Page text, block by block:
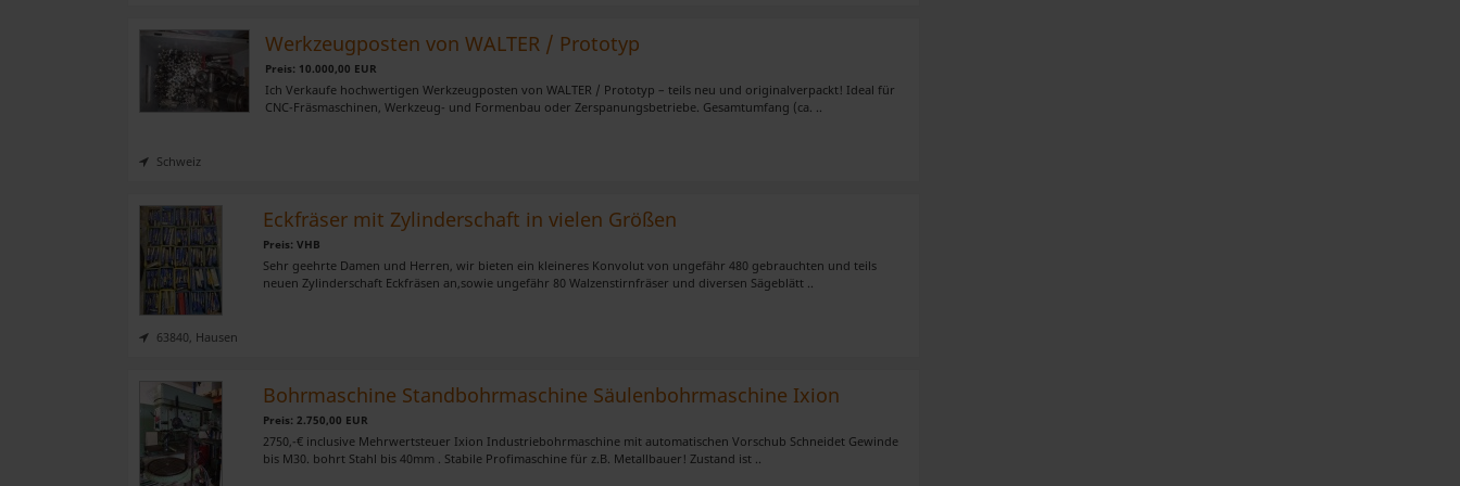
Werkzeugposten von WALTER / Prototyp
Preis: 10.000,00 EUR
Ich Verkaufe hochwertigen Werkzeugposten von WALTER / Prototyp – teils neu und originalverpackt! Ideal für
CNC-Fräsmaschinen, Werkzeug- und Formenbau oder Zerspanungsbetriebe. Gesamtumfang (ca. ..
Schweiz
Eckfräser mit Zylinderschaft in vielen Größen
Preis: VHB
Sehr geehrte Damen und Herren, wir bieten ein kleineres Konvolut von ungefähr 480 gebrauchten und teils
neuen Zylinderschaft Eckfräsen an,sowie ungefähr 80 Walzenstirnfräser und diversen Sägeblätt ..
63840, Hausen
Bohrmaschine Standbohrmaschine Säulenbohrmaschine Ixion
Preis: 2.750,00 EUR
2750,-€ inclusive Mehrwertsteuer Ixion Industriebohrmaschine mit automatischen Vorschub Schneidet Gewinde
bis M30. bohrt Stahl bis 40mm . Stabile Profimaschine für z.B. Metallbauer! Zustand ist ..